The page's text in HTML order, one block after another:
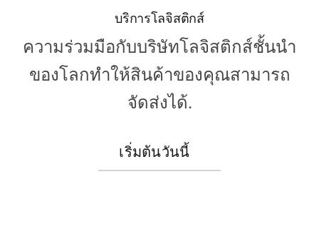
บริการโลจิสติกส์
ความร่วมมือกับบริษัทโลจิสติกส์ชั้นนำ
ของโลกทำให้สินค้าของคุณสามารถ
จัดส่งได้.
เริ่มต้นวันนี้